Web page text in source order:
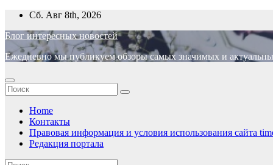
Перейти
содержимому
Сб. Авг 8th, 2026
Блог интересных новостей
Ежедневно мы публикуем обзоры самых значимых и
Home
Контакты
Правовая информация и условия использования сайта
Редакция портала